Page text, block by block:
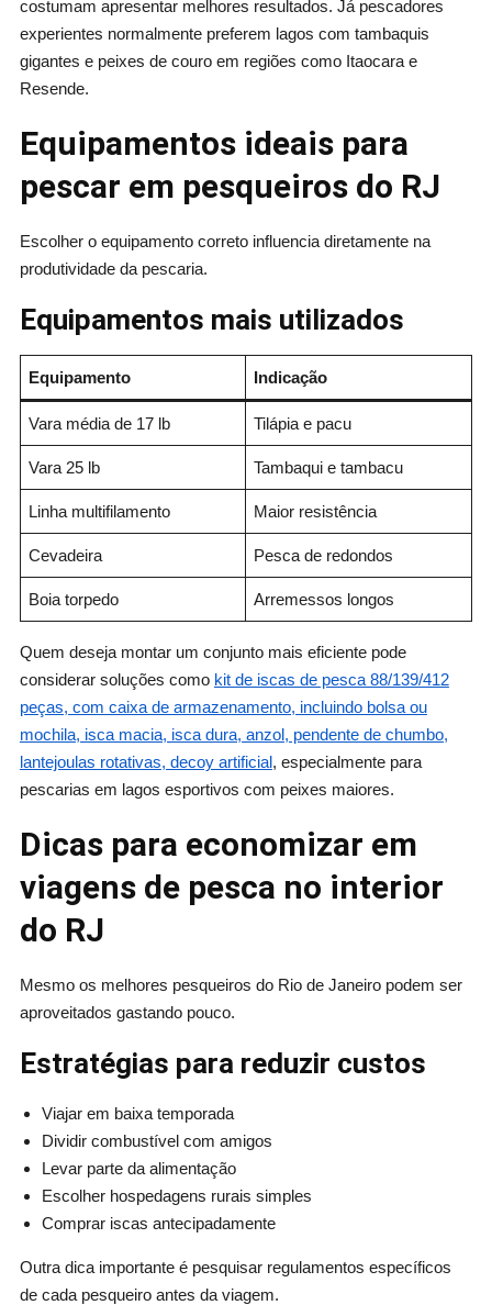
costumam apresentar melhores resultados. Já pescadores
experientes normalmente preferem lagos com tambaquis
gigantes e peixes de couro em regiões como Itaocara e
Resende.
Equipamentos ideais para
pescar em pesqueiros do RJ
Escolher o equipamento correto influencia diretamente na
produtividade da pescaria.
Equipamentos mais utilizados
Equipamento Indicação
Vara média de 17 lb Tilápia e pacu
Vara 25 lb Tambaqui e tambacu
Linha multifilamento Maior resistência
Cevadeira Pesca de redondos
Boia torpedo Arremessos longos
Quem deseja montar um conjunto mais eficiente pode
considerar soluções como kit de iscas de pesca 88/139/412
peças, com caixa de armazenamento, incluindo bolsa ou
mochila, isca macia, isca dura, anzol, pendente de chumbo,
lantejoulas rotativas, decoy artificial, especialmente para
pescarias em lagos esportivos com peixes maiores.
Dicas para economizar em
viagens de pesca no interior
do RJ
Mesmo os melhores pesqueiros do Rio de Janeiro podem ser
aproveitados gastando pouco.
Estratégias para reduzir custos
Viajar em baixa temporada
Dividir combustível com amigos
Levar parte da alimentação
Escolher hospedagens rurais simples
Comprar iscas antecipadamente
Outra dica importante é pesquisar regulamentos específicos
de cada pesqueiro antes da viagem.